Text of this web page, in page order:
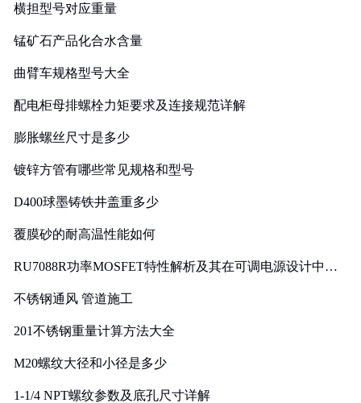
横担型号对应重量
锰矿石产品化合水含量
曲臂车规格型号大全
配电柜母排螺栓力矩要求及连接规范详解
膨胀螺丝尺寸是多少
镀锌方管有哪些常见规格和型号
D400球墨铸铁井盖重多少
覆膜砂的耐高温性能如何
RU7088R功率MOSFET特性解析及其在可调电源设计中的
不锈钢通风 管道施工
201不锈钢重量计算方法大全
M20螺纹大径和小径是多少
1-1/4 NPT螺纹参数及底孔尺寸详解